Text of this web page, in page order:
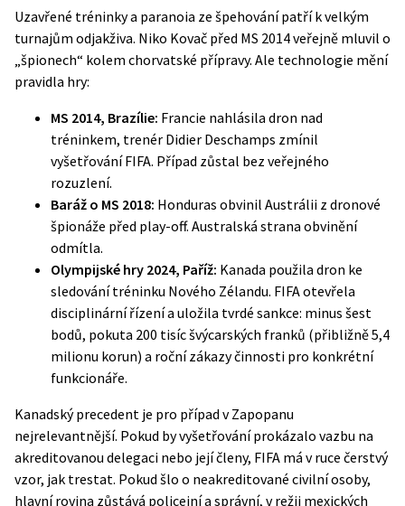
Uzavřené tréninky a paranoia ze špehování patří k velkým
turnajům odjakživa. Niko Kovač před MS 2014 veřejně mluvil o
„špionech“ kolem chorvatské přípravy. Ale technologie mění
pravidla hry:
MS 2014, Brazílie: Francie nahlásila dron nad
tréninkem, trenér Didier Deschamps zmínil
vyšetřování FIFA. Případ zůstal bez veřejného
rozuzlení.
Baráž o MS 2018: Honduras obvinil Austrálii z dronové
špionáže před play-off. Australská strana obvinění
odmítla.
Olympijské hry 2024, Paříž: Kanada použila dron ke
sledování tréninku Nového Zélandu. FIFA otevřela
disciplinární řízení a uložila tvrdé sankce: minus šest
bodů, pokuta 200 tisíc švýcarských franků (přibližně 5,4
milionu korun) a roční zákazy činnosti pro konkrétní
funkcionáře.
Kanadský precedent je pro případ v Zapopanu
nejrelevantnější. Pokud by vyšetřování prokázalo vazbu na
akreditovanou delegaci nebo její členy, FIFA má v ruce čerstvý
vzor, jak trestat. Pokud šlo o neakreditované civilní osoby,
hlavní rovina zůstává policejní a správní, v režii mexických